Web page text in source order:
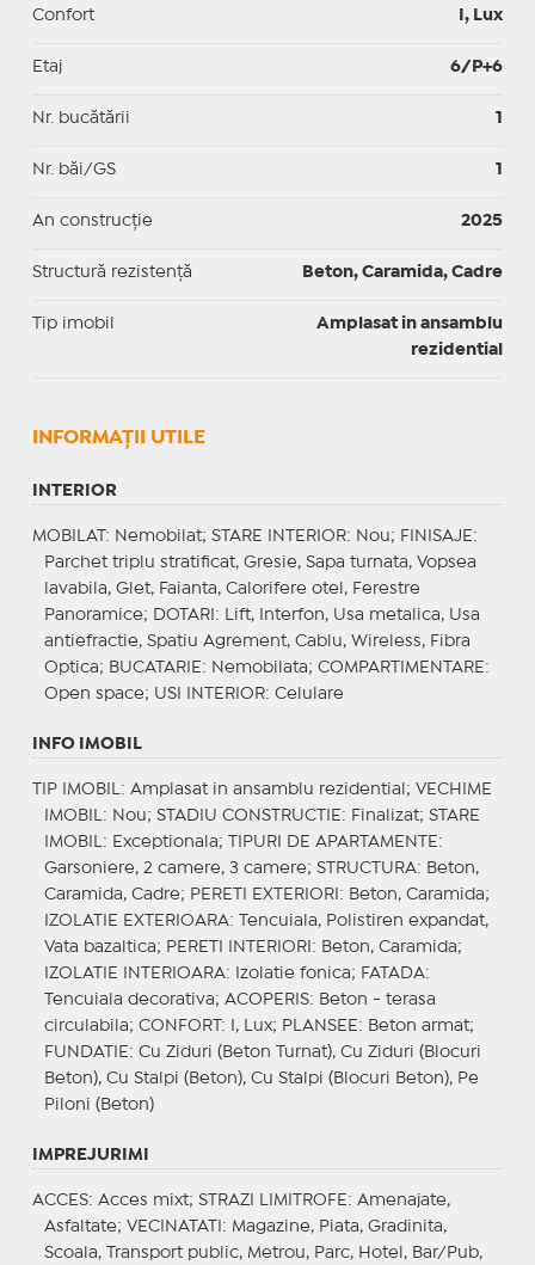
Confort I, Lux
Etaj 6/P+6
Nr. bucătării 1
Nr. băi/GS 1
An construcție 2025
Structură rezistență Beton, Caramida, Cadre
Tip imobil
Amplasat in ansamblu
rezidential
INFORMAŢII UTILE
INTERIOR
MOBILAT : Nemobilat; STARE INTERIOR: Nou; FINISAJE :
Parchet triplu stratificat, Gresie, Sapa turnata, Vopsea
lavabila, Glet, Faianta, Calorifere otel, Ferestre
Panoramice;
DOTARI : Lift, Interfon, Usa metalica, Usa
antiefractie, Spatiu Agrement, Cablu, Wireless, Fibra
Optica; BUCATARIE : Nemobilata; COMPARTIMENTARE :
Open space; USI INTERIOR: Celulare
INFO IMOBIL
TIP IMOBIL : Amplasat in ansamblu rezidential; VECHIME
IMOBIL : Nou; STADIU CONSTRUCTIE : Finalizat; STARE
IMOBIL : Exceptionala; TIPURI DE APARTAMENTE :
Garsoniere, 2 camere, 3 camere; STRUCTURA: Beton,
Caramida, Cadre; PERETI EXTERIORI : Beton, Caramida;
IZOLATIE EXTERIOARA: Tencuiala, Polistiren expandat,
Vata bazaltica; PERETI INTERIORI : Beton, Caramida;
IZOLATIE INTERIOARA: Izolatie fonica; FATADA:
Tencuiala decorativa; ACOPERIS: Beton - terasa
circulabila; CONFORT : I, Lux; PLANSEE : Beton armat;
FUNDATIE : Cu Ziduri (Beton Turnat), Cu Ziduri (Blocuri
Beton), Cu Stalpi (Beton), Cu Stalpi (Blocuri Beton), Pe
Piloni (Beton)
IMPREJURIMI
ACCES: Acces mixt; STRAZI LIMITROFE : Amenajate,
Asfaltate; VECINATATI : Magazine, Piata, Gradinita,
Scoala, Transport public, Metrou, Parc, Hotel, Bar/Pub,